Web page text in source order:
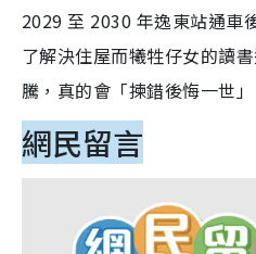
2029 至 2030 年逸東站通車
了解決住屋而犧牲仔女的讀
騰，真的會「揀錯後悔一世」
網民留言